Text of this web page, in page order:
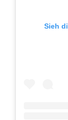
Sieh